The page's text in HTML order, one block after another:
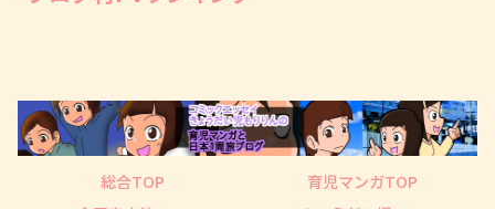
総合TOP
育児マンガTOP